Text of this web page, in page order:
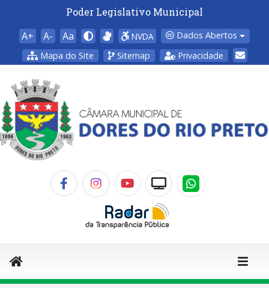
Poder Legislativo Municipal
A+ A- Aa NVDA
Dados Abertos
Mapa do Site
Sitemap Privacidade